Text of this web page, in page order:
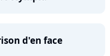
d'en face